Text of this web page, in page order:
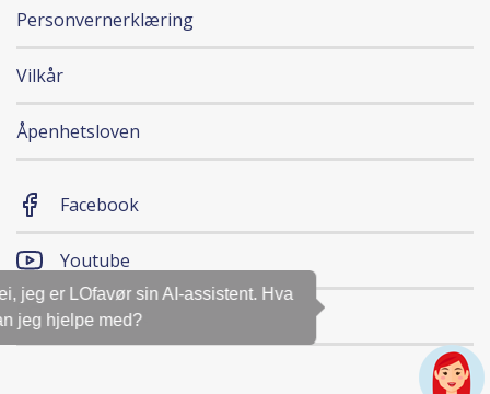
Hei, jeg er LOfavør sin AI-assistent. Hva
kan jeg hjelpe med?
Personvernerklæring
Vilkår
Åpenhetsloven
Facebook
Youtube
Magasinet